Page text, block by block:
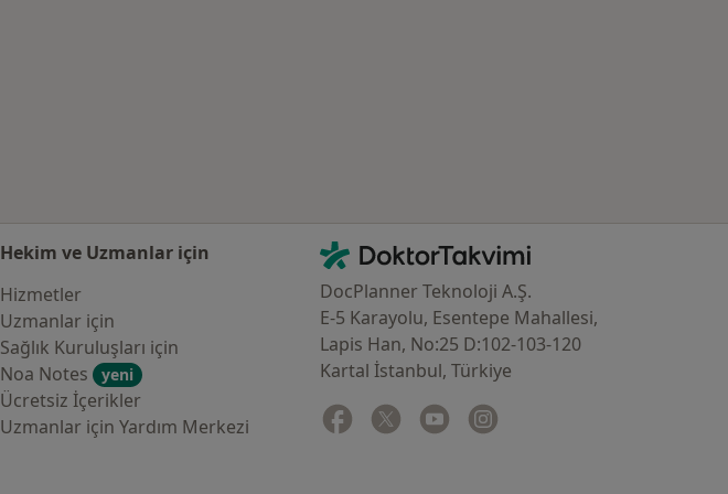
Hekim ve Uzmanlar için
Hizmetler
Uzmanlar için
Sağlık Kuruluşları için
Noa Notes
yeni
Ücretsiz İçerikler
Uzmanlar için Yardım Merkezi
İletişim
DoktorTakvimi - Ana Sayfa
DocPlanner Teknoloji A.Ş.
E-5 Karayolu, Esentepe Mahallesi,
Lapis Han, No:25 D:102-103-120
Kartal İstanbul, Türkiye
Facebook
yeni bir sekmede açılır
Twitter
yeni bir sekmede açılır
Youtube
yeni bir sekmede açılır